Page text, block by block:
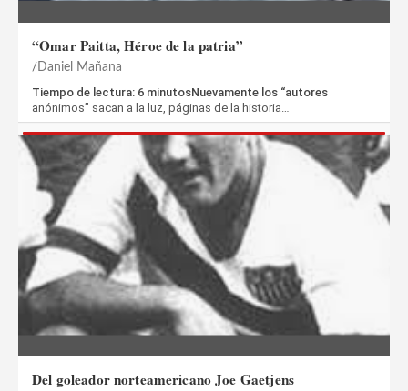
“Omar Paitta, Héroe de la patria”
Daniel Mañana
Tiempo de lectura: 6 minutosNuevamente los “autores
anónimos” sacan a la luz, páginas de la historia…
Del goleador norteamericano Joe Gaetjens